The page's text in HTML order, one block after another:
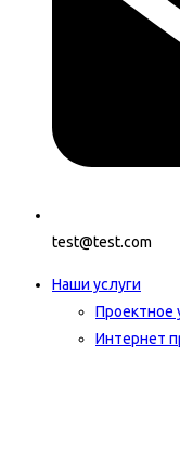
test@test.com
Наши услуги
Проектное
Интернет